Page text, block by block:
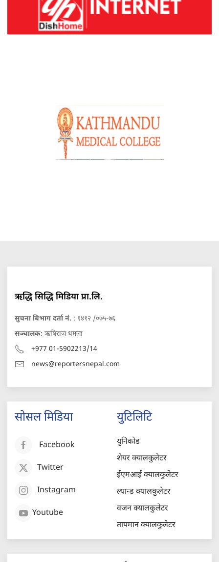
ऋद्धि सिद्धि मिडिया प्रा.लि.
सुचना बिभाग दर्ता नं. : १४१२ /०७५-७६
सञ्चालक: ऋषिराज धमला
+977 01-5902213/14
news@reportersnepal.com
सोसल मिडिया
Facebook
Twitter
Instagram
Youtube
युटिलिटि
युनिकोड
शेयर क्यालकुलेटर
ईएमआई क्यालकुलेटर
ल्यान्ड क्यालकुलेटर
वजन क्यालकुलेटर
तापमान क्यालकुलेटर